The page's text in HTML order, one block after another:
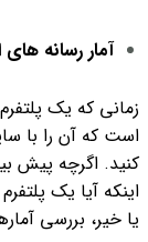
آمار رسانه
زمانی که یک
است که آن را با
کنید. اگرچه پیش
اینکه آیا یک
یا خیر، بررسی